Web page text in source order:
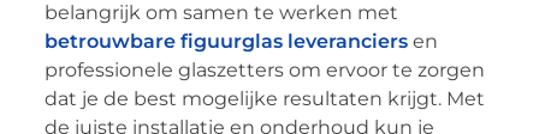
belangrijk om samen te werken met
betrouwbare figuurglas leveranciersen
professionele glaszetters om ervoor te zorgen
dat je de best mogelijke resultaten krijgt. Met
de juiste installatie en onderhoud kun je